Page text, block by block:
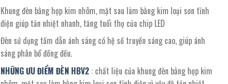
Khung đèn bằng hợp kim nhôm, mặt sau làm bằng kim loại sơn tĩnh
điện giúp tản nhiệt nhanh, tăng tuổi thọ của chip LED
Đèn sử dụng tấm dẫn ánh sáng có hệ số truyền sáng cao, giúp ánh
sáng phân bổ đồng đều.
NHỮNG ƯU ĐIỂM ĐÈN HBV2 : chất liệu của khung đèn bằng hợp kim